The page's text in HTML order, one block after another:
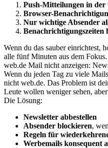
Push-Mitteilungen in der
Browser-
Nur wichtige Absender
Benachrichtigungszeiten
Wenn du das sauber einrichtest,
alle fünf Minuten aus dem Fokus.
web.de Mail nicht anzeigen:
Wenn du jeden Tag zu viele
nicht web.de. Das Problem ist
Leute wollen weniger sehen,
Die Lösung:
Newsletter abbestellen
Absender blockieren,
Regeln für
Werbemails konsequent